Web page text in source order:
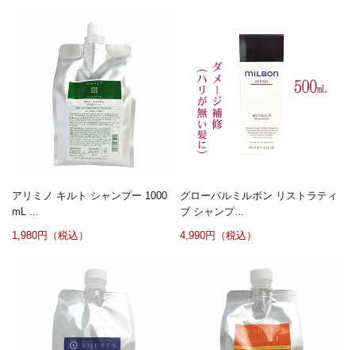
アリミノ キルト シャンプー 1000
mL ...
1,980円（税込）
グローバルミルボン リストラティ
ブ シャンプ...
4,990円（税込）